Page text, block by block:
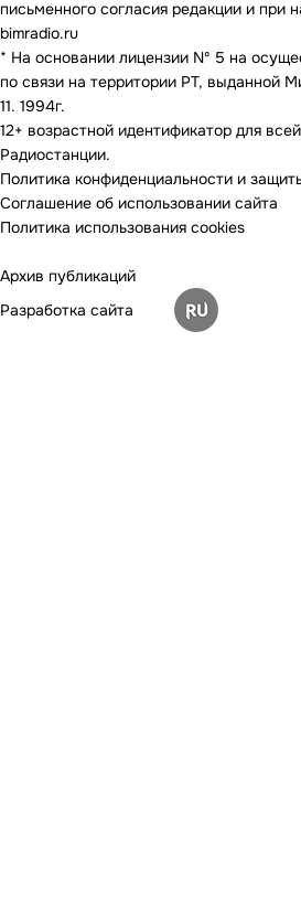
письменного согласия редакции и при
bimradio.ru
* На основании лицензии Nº 5 на
по связи на территории РТ, выданной
11. 1994г.
12+ возрастной идентификатор для
Радиостанции.
Политика конфиденциальности и
Соглашение об использовании сайта
Политика использования cookies
Архив публикаций
Разработка сайта